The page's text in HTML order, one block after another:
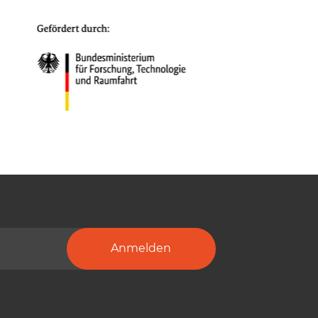
Anmelden